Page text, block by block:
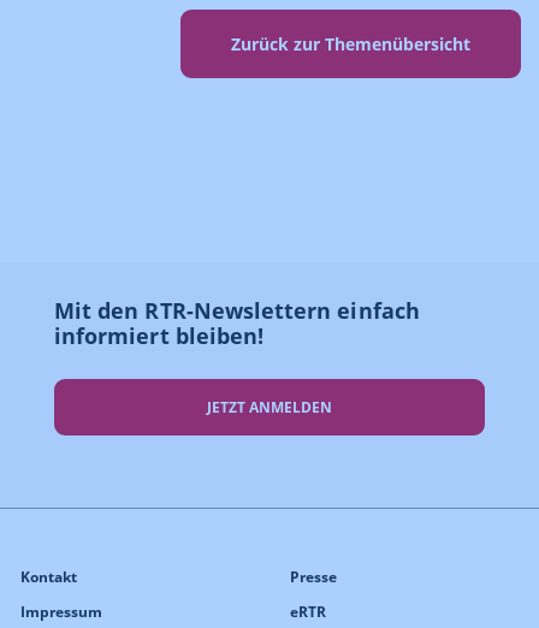
Zurück zur Themenübersicht
Mit den RTR-Newslettern einfach
informiert bleiben!
JETZT ANMELDEN
Kontakt
Impressum
Presse
eRTR